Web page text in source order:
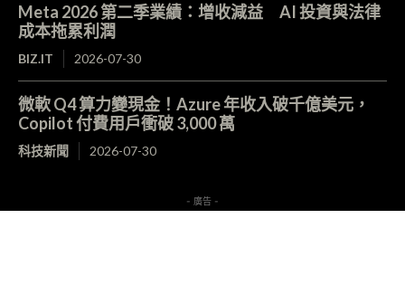
Meta 2026 第二季業績：增收減益 AI 投資與法律
成本拖累利潤
BIZ.IT 2026-07-30
微軟 Q4 算力變現金！Azure 年收入破千億美元，
Copilot 付費用戶衝破 3,000 萬
科技新聞 2026-07-30
- 廣告 -